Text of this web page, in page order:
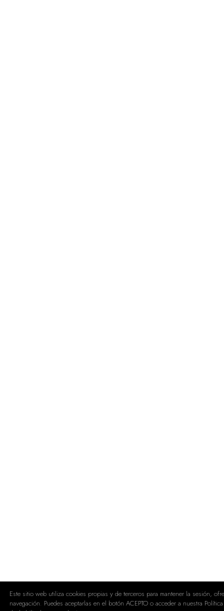
Este sitio web utiliza cookies propias y de terceros para mantener la sesión,
navegación. Puedes aceptarlas en el botón ACEPTO o acceder a nuestra